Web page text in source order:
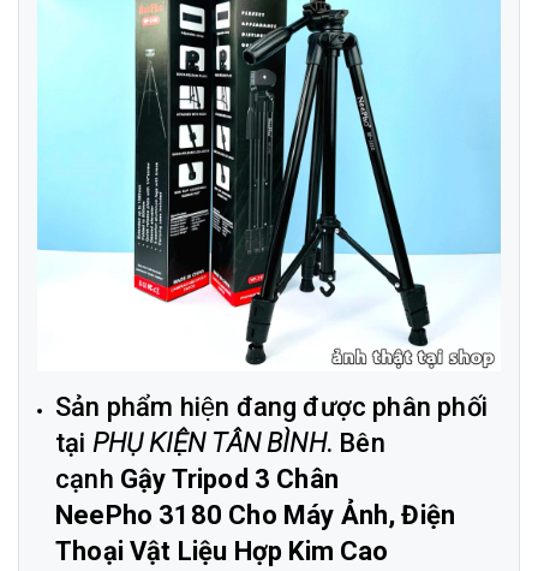
Sản phẩm hiện đang được phân phối
tại PHỤ KIỆN TÂN BÌNH. Bên
cạnh Gậy Tripod 3 Chân
NeePho 3180 Cho Máy Ảnh, Điện
Thoại Vật Liệu Hợp Kim Cao